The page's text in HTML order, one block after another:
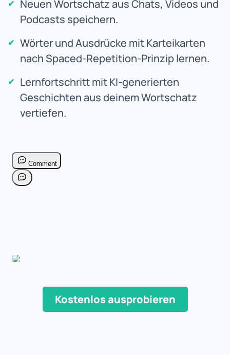
Kostenlos ausprobieren
Neuen Wortschatz aus Chats, Videos und
Podcasts speichern.
Wörter und Ausdrücke mit Karteikarten
nach Spaced-Repetition-Prinzip lernen.
Lernfortschritt mit KI-generierten
Geschichten aus deinem Wortschatz
vertiefen.